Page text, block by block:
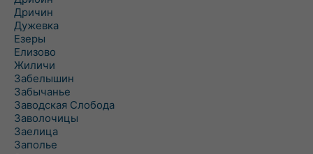
Дричин
Дужевка
Езеры
Елизово
Жиличи
Забелышин
Забычанье
Заводская Слобода
Заволочицы
Заелица
Заполье